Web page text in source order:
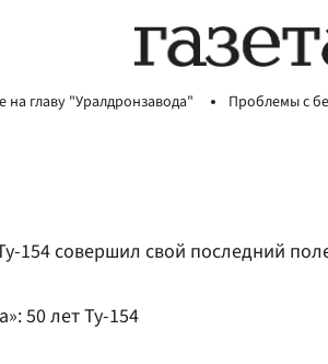
на главу "Уралдронзавода" Проблемы с
154 совершил свой последний
50 лет Ту-154